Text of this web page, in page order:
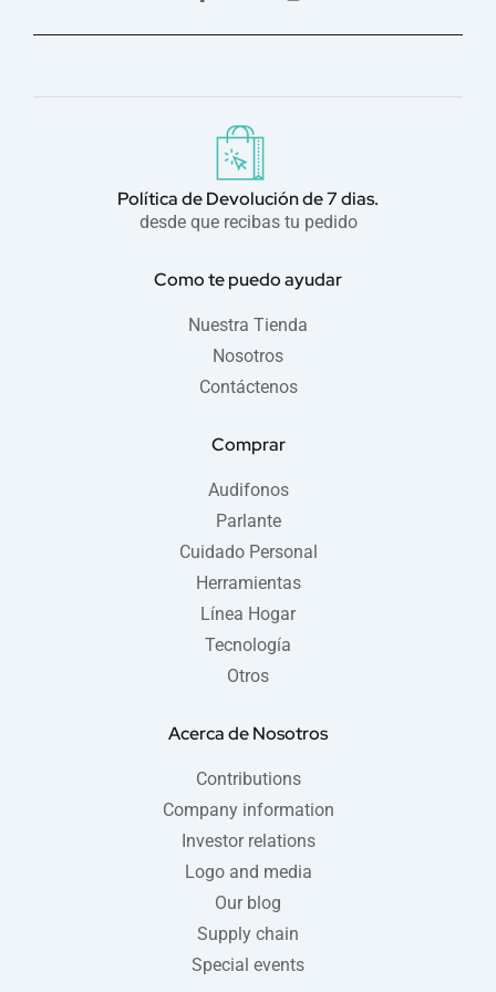
e
t
t
Política de Devolución de 7 dias.
desde que recibas tu pedido
Como te puedo ayudar
Nuestra Tienda
Nosotros
Contáctenos
Comprar
Audifonos
Parlante
Cuidado Personal
Herramientas
Línea Hogar
Tecnología
Otros
Acerca de Nosotros
Contributions
Company information
Investor relations
Logo and media
Our blog
Supply chain
Special events